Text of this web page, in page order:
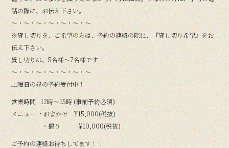
話の際に、お伝え下さい。
〜・〜・〜・〜・〜・〜・〜
※貸し切りを、ご希望の方は、予約の連絡の際に、『貸し切り希望』をお
伝え下さい。
貸し切りは、5名様〜7名様です
〜・〜・〜・〜・〜・〜・〜
土曜日の昼の予約受付中！
営業時間 : 12時〜15時 (事前予約必須)
メニュー ・おまかせ ¥15,000(税抜)
・握り ¥10,000(税抜)
ご予約の連絡お待ちしてます！！